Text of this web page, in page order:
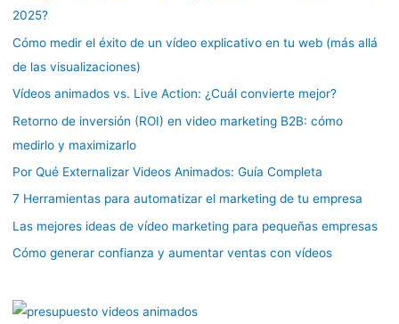
2025?
Cómo medir el éxito de un vídeo explicativo en tu web (más allá
de las visualizaciones)
Vídeos animados vs. Live Action: ¿Cuál convierte mejor?
Retorno de inversión (ROI) en video marketing B2B: cómo
medirlo y maximizarlo
Por Qué Externalizar Videos Animados: Guía Completa
7 Herramientas para automatizar el marketing de tu empresa
Las mejores ideas de vídeo marketing para pequeñas empresas
Cómo generar confianza y aumentar ventas con vídeos